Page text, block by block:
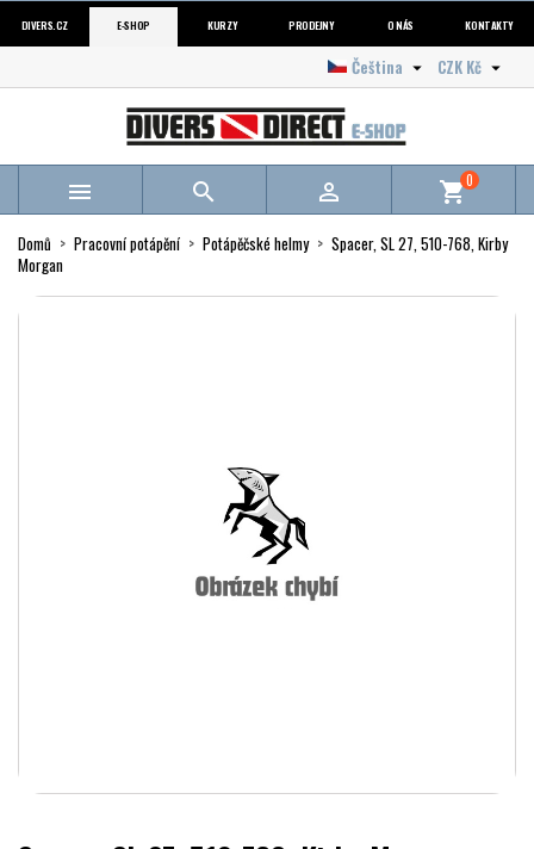
DIVERS.CZ E-SHOP KURZY PRODEJNY O NÁS KONTAKTY
CZK Kč 
Čeština 
   shopping_cart0
Domů Pracovní potápění Potápěčské helmy
Spacer, SL 27, 510-768, Kirby
Morgan